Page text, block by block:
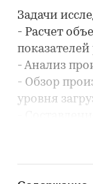
Задачи
- Расчет
- Анализ
- Обзор
уровня
-
- Анализ
- Обзор